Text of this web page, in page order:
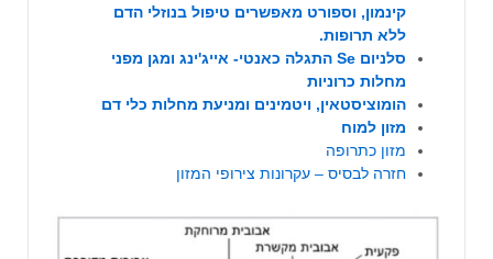
קינמון, וספורט מאפשרים טיפול בנוזלי הדם
ללא תרופות.
סלניום Se התגלה כאנטי- אייג'ינג ומגן מפני
מחלות כרוניות
הומוציסטאין, ויטמינים ומניעת מחלות כלי דם
מזון למוח
מזון כתרופה
חזרה לבסיס – עקרונות צירופי המזון